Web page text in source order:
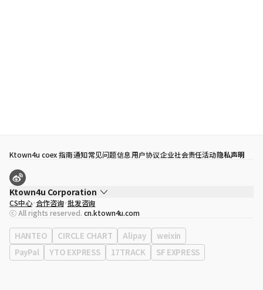
Ktown4u coex 指南通知常见问题信息用户协议企业社会责任活动隐私声明
Ktown4u Corporation
代表
宋効珉
营业执照 120-87-71116
公司地址 首尔特别市 江南区 岭东大路 513号 3楼 （三成洞， coex)
CS中心 合作咨询 批发咨询
ⓒ All rights reserved. cn.ktown4u.com
HANTEO CIRCLE CHART Alipay
weixin
PayPal
YTO EXPRESS 17TRACK SF EXPRESS